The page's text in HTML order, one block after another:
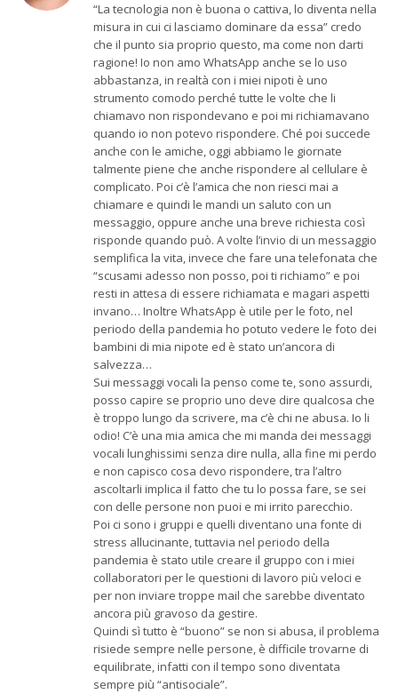
“La tecnologia non è buona o cattiva, lo diventa nella
misura in cui ci lasciamo dominare da essa” credo
che il punto sia proprio questo, ma come non darti
ragione! Io non amo WhatsApp anche se lo uso
abbastanza, in realtà con i miei nipoti è uno
strumento comodo perché tutte le volte che li
chiamavo non rispondevano e poi mi richiamavano
quando io non potevo rispondere. Ché poi succede
anche con le amiche, oggi abbiamo le giornate
talmente piene che anche rispondere al cellulare è
complicato. Poi c’è l’amica che non riesci mai a
chiamare e quindi le mandi un saluto con un
messaggio, oppure anche una breve richiesta così
risponde quando può. A volte l’invio di un messaggio
semplifica la vita, invece che fare una telefonata che
“scusami adesso non posso, poi ti richiamo” e poi
resti in attesa di essere richiamata e magari aspetti
invano… Inoltre WhatsApp è utile per le foto, nel
periodo della pandemia ho potuto vedere le foto dei
bambini di mia nipote ed è stato un’ancora di
salvezza…
Sui messaggi vocali la penso come te, sono assurdi,
posso capire se proprio uno deve dire qualcosa che
è troppo lungo da scrivere, ma c’è chi ne abusa. Io li
odio! C’è una mia amica che mi manda dei messaggi
vocali lunghissimi senza dire nulla, alla fine mi perdo
e non capisco cosa devo rispondere, tra l’altro
ascoltarli implica il fatto che tu lo possa fare, se sei
con delle persone non puoi e mi irrito parecchio.
Poi ci sono i gruppi e quelli diventano una fonte di
stress allucinante, tuttavia nel periodo della
pandemia è stato utile creare il gruppo con i miei
collaboratori per le questioni di lavoro più veloci e
per non inviare troppe mail che sarebbe diventato
ancora più gravoso da gestire.
Quindi sì tutto è “buono” se non si abusa, il problema
risiede sempre nelle persone, è difficile trovarne di
equilibrate, infatti con il tempo sono diventata
sempre più “antisociale”.